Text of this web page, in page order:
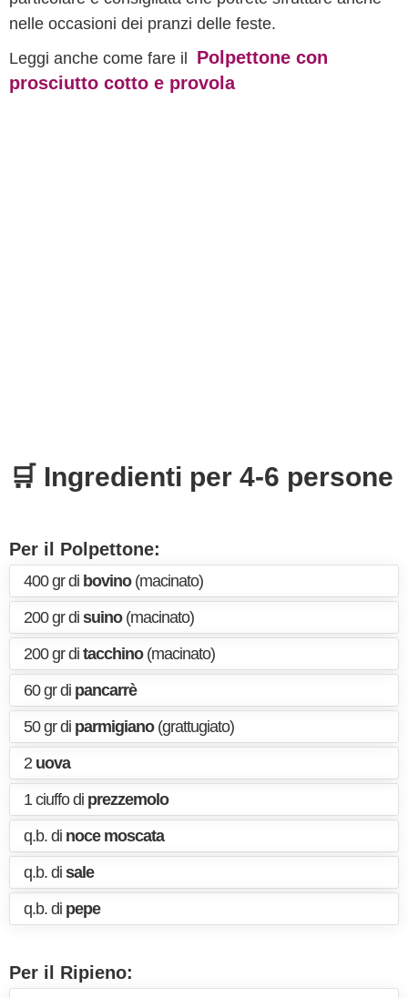
nelle occasioni dei pranzi delle feste.
Leggi anche come fare il Polpettone con
prosciutto cotto e provola
🛒 Ingredienti per 4-6 persone
Per il Polpettone:
400 gr di bovino(macinato)
200 gr di suino(macinato)
200 gr di tacchino(macinato)
60 gr di pancarrè
50 gr di parmigiano(grattugiato)
2 uova
1 ciuffo di prezzemolo
q.b. di noce moscata
q.b. di sale
q.b. di pepe
Per il Ripieno: